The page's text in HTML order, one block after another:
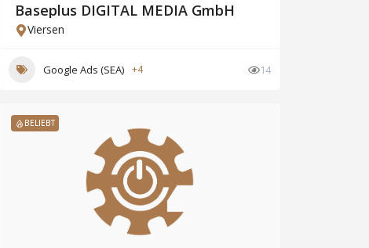
Baseplus DIGITAL MEDIA GmbH
Viersen
Google Ads (SEA) +4 14
BELIEBT